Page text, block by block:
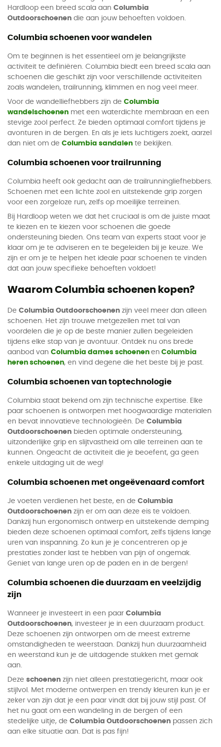
Hardloop een breed scala aan Columbia
Outdoorschoenen die aan jouw behoeften voldoen.
Columbia schoenen voor wandelen
Om te beginnen is het essentieel om je belangrijkste
activiteit te definiëren. Columbia biedt een breed scala aan
schoenen die geschikt zijn voor verschillende activiteiten
zoals wandelen, trailrunning, klimmen en nog veel meer.
Voor de wandelliefhebbers zijn de Columbia
wandelschoenen met een waterdichte membraan en een
stevige zool perfect. Ze bieden optimaal comfort tijdens je
avonturen in de bergen. En als je iets luchtigers zoekt, aarzel
dan niet om de Columbia sandalen te bekijken.
Columbia schoenen voor trailrunning
Columbia heeft ook gedacht aan de trailrunningliefhebbers.
Schoenen met een lichte zool en uitstekende grip zorgen
voor een zorgeloze run, zelfs op moeilijke terreinen.
Bij Hardloop weten we dat het cruciaal is om de juiste maat
te kiezen en te kiezen voor schoenen die goede
ondersteuning bieden. Ons team van experts staat voor je
klaar om je te adviseren en te begeleiden bij je keuze. We
zijn er om je te helpen het ideale paar schoenen te vinden
dat aan jouw specifieke behoeften voldoet!
Waarom Columbia schoenen kopen?
De Columbia Outdoorschoenen zijn veel meer dan alleen
schoenen. Het zijn trouwe metgezellen met tal van
voordelen die je op de beste manier zullen begeleiden
tijdens elke stap van je avontuur. Ontdek nu ons brede
aanbod van Columbia dames schoenen en Columbia
heren schoenen, en vind degene die het beste bij je past.
Columbia schoenen van toptechnologie
Columbia staat bekend om zijn technische expertise. Elke
paar schoenen is ontworpen met hoogwaardige materialen
en bevat innovatieve technologieën. De Columbia
Outdoorschoenen bieden optimale ondersteuning,
uitzonderlijke grip en slijtvastheid om alle terreinen aan te
kunnen. Ongeacht de activiteit die je beoefent, ga geen
enkele uitdaging uit de weg!
Columbia schoenen met ongeëvenaard comfort
Je voeten verdienen het beste, en de Columbia
Outdoorschoenen zijn er om aan deze eis te voldoen.
Dankzij hun ergonomisch ontwerp en uitstekende demping
bieden deze schoenen optimaal comfort, zelfs tijdens lange
uren van inspanning. Zo kun je je concentreren op je
prestaties zonder last te hebben van pijn of ongemak.
Geniet van lange uren op de paden en in de bergen!
Columbia schoenen die duurzaam en veelzijdig
zijn
Wanneer je investeert in een paar Columbia
Outdoorschoenen, investeer je in een duurzaam product.
Deze schoenen zijn ontworpen om de meest extreme
omstandigheden te weerstaan. Dankzij hun duurzaamheid
en weerstand kun je de uitdagende stukken met gemak
aan.
Deze schoenen zijn niet alleen prestatiegericht, maar ook
stijlvol. Met moderne ontwerpen en trendy kleuren kun je er
zeker van zijn dat je een paar vindt dat bij jouw stijl past. Of
het nu gaat om een wandeling in de bergen of een
stedelijke uitje, de Columbia Outdoorschoenen passen zich
aan elke situatie aan. Dat is pas fijn!